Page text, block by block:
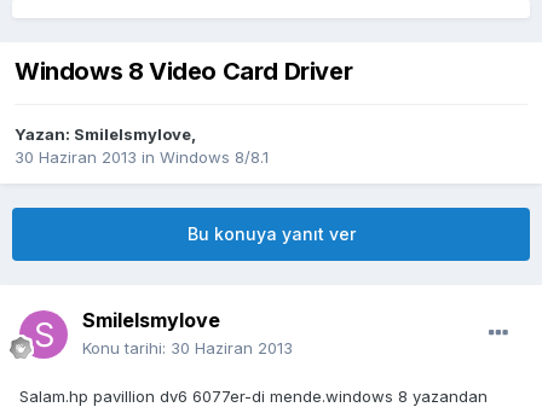
Windows 8 Video Card Driver
Yazan: SmileIsmylove,
30 Haziran 2013 in Windows 8/8.1
Bu konuya yanıt ver
SmileIsmylove
Konu tarihi: 30 Haziran 2013
Salam.hp pavillion dv6 6077er-di mende.windows 8 yazandan